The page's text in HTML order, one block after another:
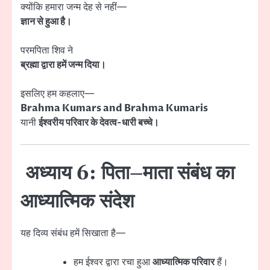
क्योंकि हमारा जन्म देह से नहीं—
ज्ञान से हुआ है।
परमपिता शिव ने
ब्रह्मा द्वारा हमें जन्म दिया।
इसलिए हम कहलाए—
Brahma Kumars and Brahma Kumaris
यानीईश्वरीय परिवार के देवत्व-धारी बच्चे।
अध्याय 6: पिता–माता संबंध का
आध्यात्मिक संदेश
यह दिव्य संबंध हमें सिखाता है—
हम ईश्वर द्वारा रचा हुआआध्यात्मिक परिवारहैं।